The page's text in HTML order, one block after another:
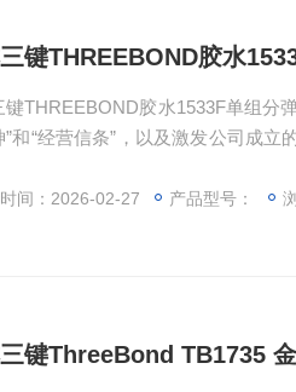
键THREEBOND胶水
键THREEBOND胶水1533F单组分
”和“经营信条”，以及激发公司成立
时代，所有员工都齐心协力，尽努
间：2026-02-27 产品型号：
三键ThreeBond TB1735